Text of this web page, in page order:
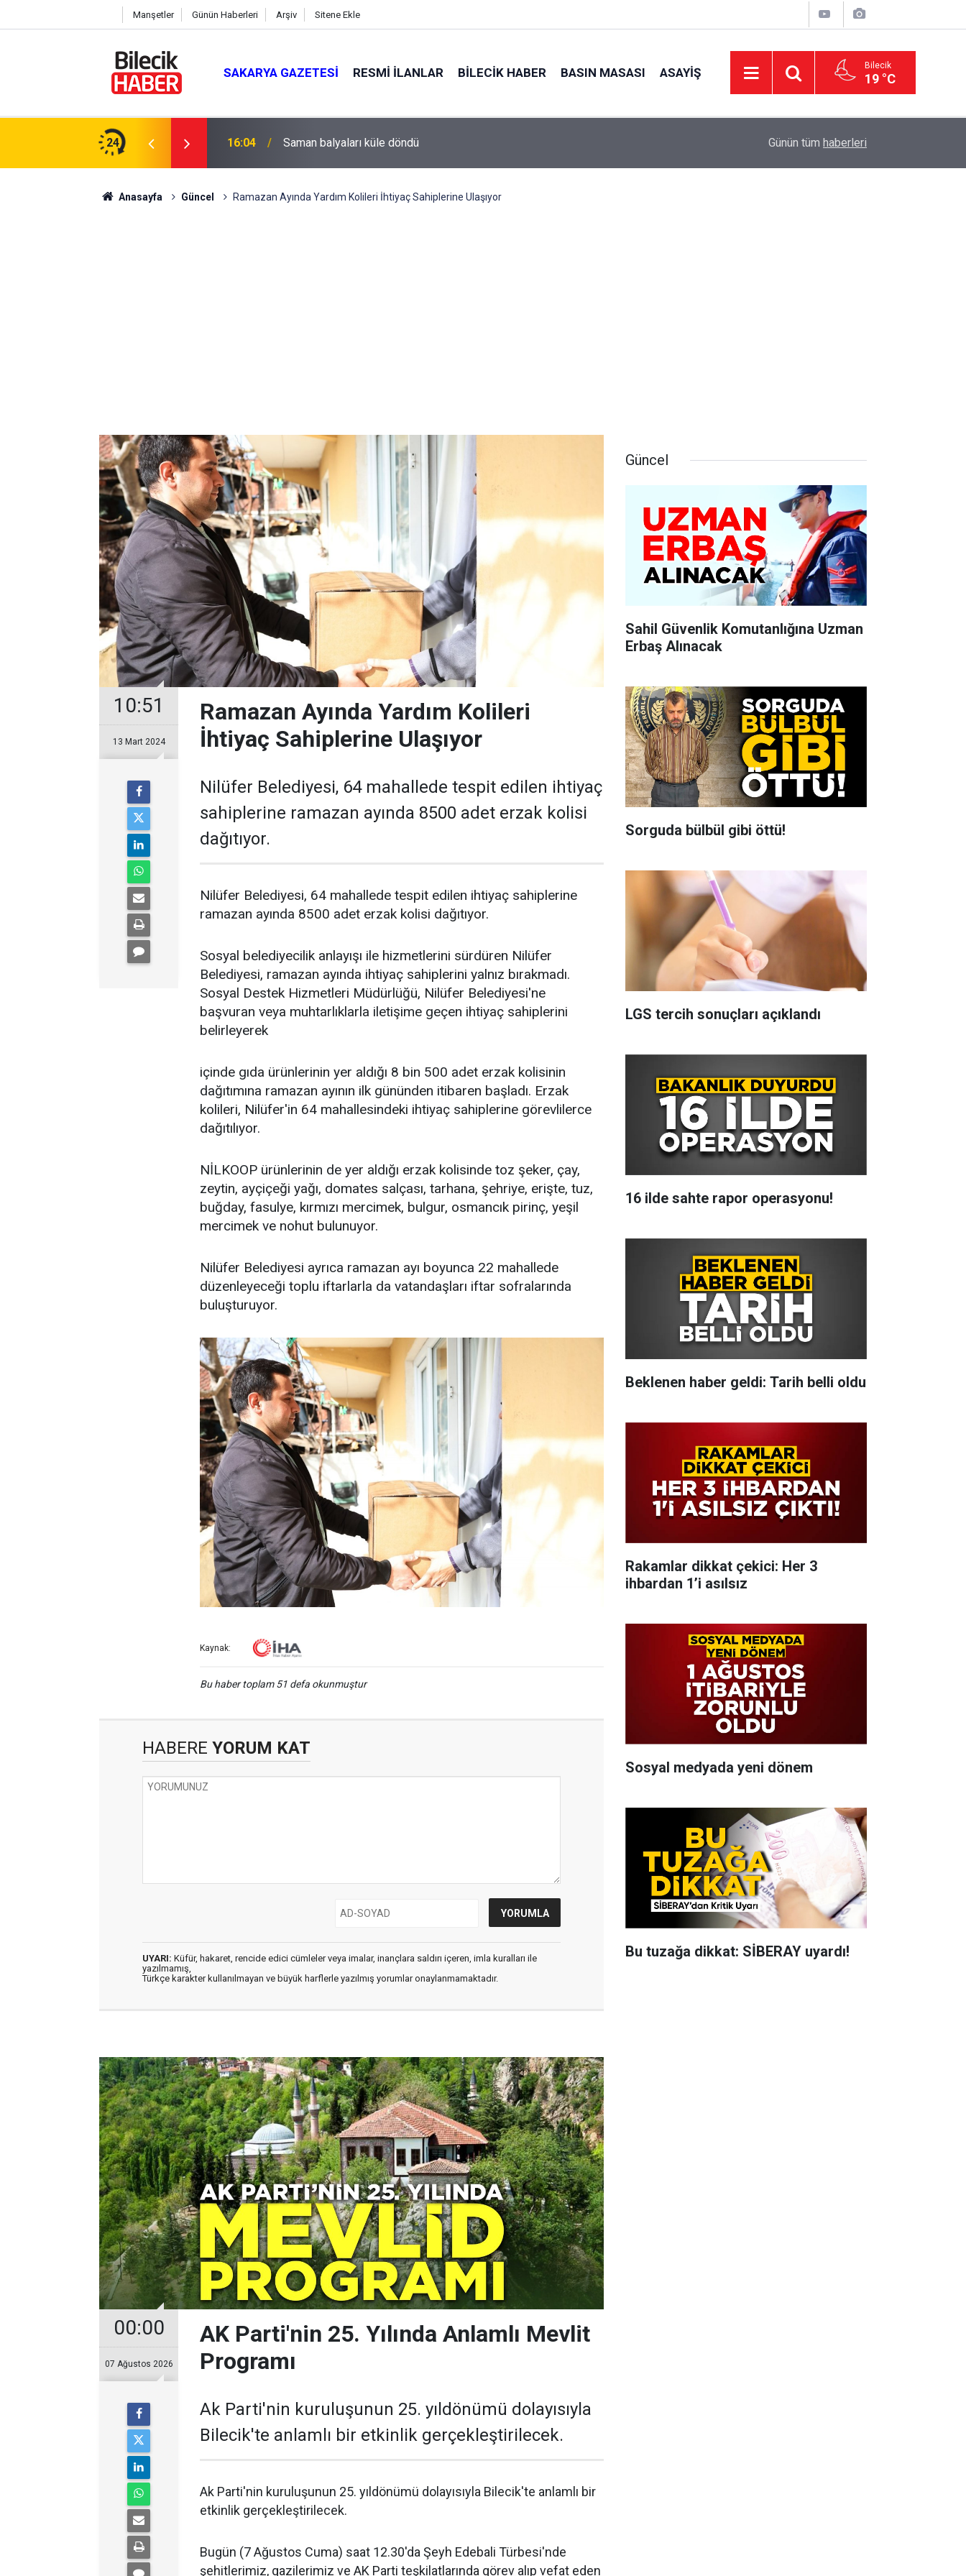
Manşetler Günün Haberleri Arşiv Sitene Ekle
SAKARYA GAZETESI RESMI İLANLAR BILECIK HABER BASIN MASASI ASAYIŞ Bilecik
19 °C
24 16:04 Saman balyaları küle döndü İl Genel Meclisi’nden okullara 1.8 milyon TL
Günün tüm haberleri
Anasayfa Güncel Ramazan Ayında Yardım Kolileri İhtiyaç Sahiplerine Ulaşıyor
10:51
13 Mart 2024
Ramazan Ayında Yardım Kolileri
İhtiyaç Sahiplerine Ulaşıyor
Nilüfer Belediyesi, 64 mahallede tespit edilen ihtiyaç
sahiplerine ramazan ayında 8500 adet erzak kolisi
dağıtıyor.
Nilüfer Belediyesi, 64 mahallede tespit edilen ihtiyaç sahiplerine
ramazan ayında 8500 adet erzak kolisi dağıtıyor.
Sosyal belediyecilik anlayışı ile hizmetlerini sürdüren Nilüfer
Belediyesi, ramazan ayında ihtiyaç sahiplerini yalnız bırakmadı.
Sosyal Destek Hizmetleri Müdürlüğü, Nilüfer Belediyesi'ne
başvuran veya muhtarlıklarla iletişime geçen ihtiyaç sahiplerini
belirleyerek
içinde gıda ürünlerinin yer aldığı 8 bin 500 adet erzak kolisinin
dağıtımına ramazan ayının ilk gününden itibaren başladı. Erzak
kolileri, Nilüfer'in 64 mahallesindeki ihtiyaç sahiplerine görevlilerce
dağıtılıyor.
NİLKOOP ürünlerinin de yer aldığı erzak kolisinde toz şeker, çay,
zeytin, ayçiçeği yağı, domates salçası, tarhana, şehriye, erişte, tuz,
buğday, fasulye, kırmızı mercimek, bulgur, osmancık pirinç, yeşil
mercimek ve nohut bulunuyor.
Nilüfer Belediyesi ayrıca ramazan ayı boyunca 22 mahallede
düzenleyeceği toplu iftarlarla da vatandaşları iftar sofralarında
buluşturuyor.
Kaynak:
Bu haber toplam 51 defa okunmuştur
HABERE YORUM KAT
UYARI: Küfür, hakaret, rencide edici cümleler veya imalar, inançlara saldırı içeren, imla kuralları ile
yazılmamış,
Türkçe karakter kullanılmayan ve büyük harflerle yazılmış yorumlar onaylanmamaktadır.
00:00
07 Ağustos 2026
AK Parti'nin 25. Yılında Anlamlı Mevlit
Programı
Ak Parti'nin kuruluşunun 25. yıldönümü dolayısıyla
Bilecik'te anlamlı bir etkinlik gerçekleştirilecek.
Ak Parti'nin kuruluşunun 25. yıldönümü dolayısıyla Bilecik'te anlamlı bir
etkinlik gerçekleştirilecek.
Bugün (7 Ağustos Cuma) saat 12.30'da Şeyh Edebali Türbesi'nde
şehitlerimiz, gazilerimiz ve AK Parti teşkilatlarında görev alıp vefat eden
Güncel
Sahil Güvenlik Komutanlığına Uzman
Erbaş Alınacak
Sorguda bülbül gibi öttü!
LGS tercih sonuçları açıklandı
16 ilde sahte rapor operasyonu!
Beklenen haber geldi: Tarih belli oldu
Rakamlar dikkat çekici: Her 3
ihbardan 1’i asılsız
Sosyal medyada yeni dönem
Bu tuzağa dikkat: SİBERAY uyardı!